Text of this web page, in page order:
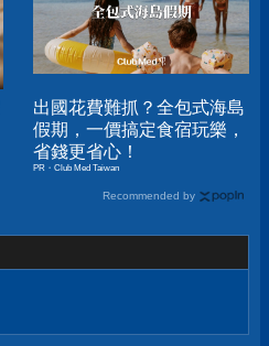
出國花費難抓？全包式海島
假期，一價搞定食宿玩樂，
省錢更省心！
PR・Club Med Taiwan
Recommended by